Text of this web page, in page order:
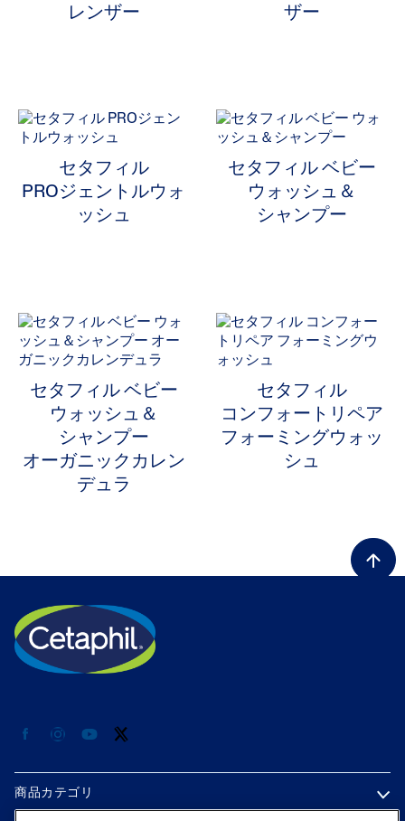
ALL FILTERS
商品タイプから選ぶ
製品タイプから選ぶで絞り込み: 商品タイプから選ぶ
お悩みから選ぶ
シリーズから選ぶ
レンザー
ザー
セタフィル
PROジェントルウォ
ッシュ
セタフィル ベビー
ウォッシュ＆
シャンプー
セタフィル ベビー
ウォッシュ＆
シャンプー
オーガニックカレン
デュラ
セタフィル
コンフォートリペア
フォーミングウォッ
シュ
商品カテゴリ